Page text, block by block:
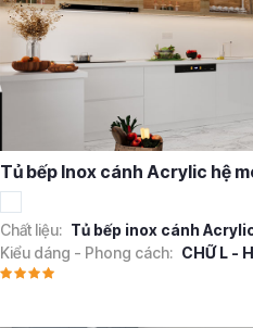
Tủ bếp Inox cánh Acrylic hệ
Chất liệu: Tủ bếp inox cánh
Kiểu dáng - Phong cách: CHỮ L -